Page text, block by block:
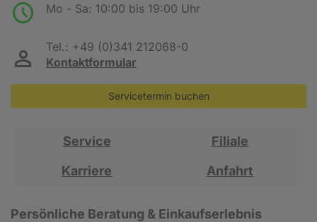
Mo - Sa: 10:00 bis 19:00 Uhr
Tel.: +49 (0)341 212068-0
Kontaktformular
Servicetermin buchen
Service
Filiale
Karriere
Anfahrt
Persönliche Beratung & Einkaufserlebnis